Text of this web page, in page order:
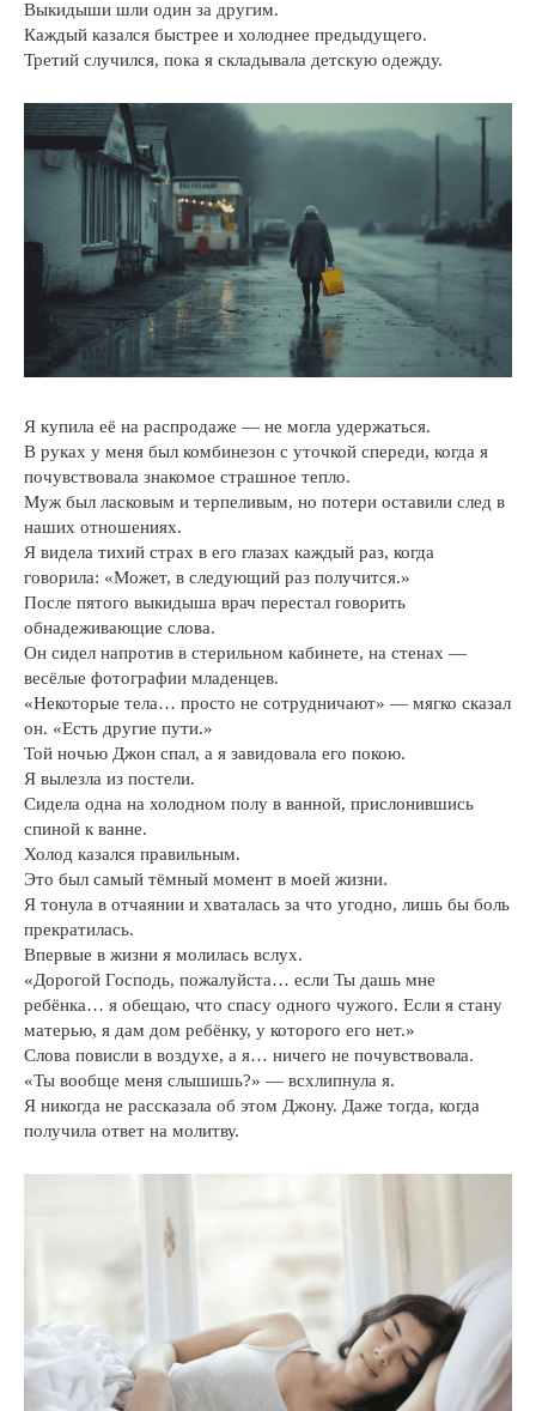
Выкидыши шли один за другим.
Каждый казался быстрее и холоднее предыдущего.
Третий случился, пока я складывала детскую одежду.
Я купила её на распродаже — не могла удержаться.
В руках у меня был комбинезон с уточкой спереди, когда я
почувствовала знакомое страшное тепло.
Муж был ласковым и терпеливым, но потери оставили след в
наших отношениях.
Я видела тихий страх в его глазах каждый раз, когда
говорила: «Может, в следующий раз получится.»
После пятого выкидыша врач перестал говорить
обнадеживающие слова.
Он сидел напротив в стерильном кабинете, на стенах —
весёлые фотографии младенцев.
«Некоторые тела… просто не сотрудничают» — мягко сказал
он. «Есть другие пути.»
Той ночью Джон спал, а я завидовала его покою.
Я вылезла из постели.
Сидела одна на холодном полу в ванной, прислонившись
спиной к ванне.
Холод казался правильным.
Это был самый тёмный момент в моей жизни.
Я тонула в отчаянии и хваталась за что угодно, лишь бы боль
прекратилась.
Впервые в жизни я молилась вслух.
«Дорогой Господь, пожалуйста… если Ты дашь мне
ребёнка… я обещаю, что спасу одного чужого. Если я стану
матерью, я дам дом ребёнку, у которого его нет.»
Слова повисли в воздухе, а я… ничего не почувствовала.
«Ты вообще меня слышишь?» — всхлипнула я.
Я никогда не рассказала об этом Джону. Даже тогда, когда
получила ответ на молитву.